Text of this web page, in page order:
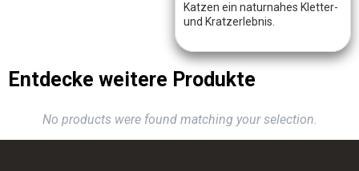
Katzen ein naturnahes Kletter-
und Kratzerlebnis.
Entdecke weitere Produkte
No products were found matching your selection.